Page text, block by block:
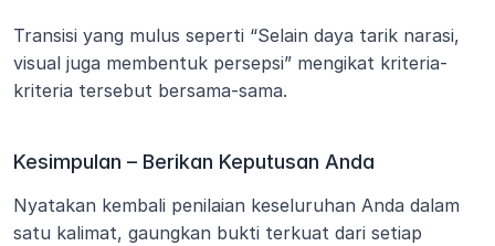
Transisi yang mulus seperti “Selain daya tarik narasi,
visual juga membentuk persepsi” mengikat kriteria-
kriteria tersebut bersama-sama.
Kesimpulan – Berikan Keputusan Anda
Nyatakan kembali penilaian keseluruhan Anda dalam
satu kalimat, gaungkan bukti terkuat dari setiap